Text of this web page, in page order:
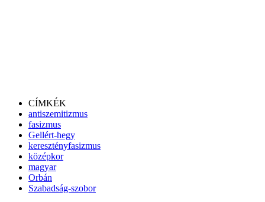
CÍMKÉK
antiszemitizmus
fasizmus
Gellért-hegy
keresztényfasizmus
középkor
magyar
Orbán
Szabadság-szobor